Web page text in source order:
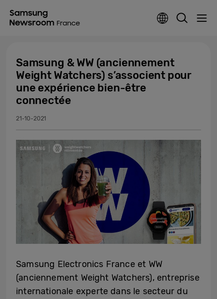
Samsung & WW (anciennement
Weight Watchers) s’associent pour
une expérience bien-être
connectée
21-10-2021
Samsung Electronics France et WW
(anciennement Weight Watchers), entreprise
internationale experte dans le secteur du